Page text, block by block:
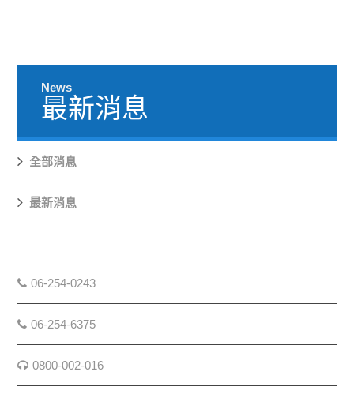
News
最新消息
全部消息
最新消息
06-254-0243
06-254-6375
0800-002-016